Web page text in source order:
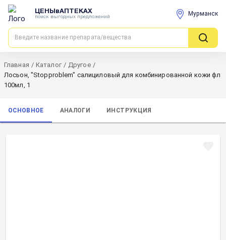
ЦЕНЫвАПТЕКАХ
поиск выгодных предложений Мурманск
Главная / Каталог / Другое /
Лосьон, "Stopproblem" салициловый для комбинированной кожи фл
100мл, 1
ОСНОВНОЕ АНАЛОГИ ИНСТРУКЦИЯ